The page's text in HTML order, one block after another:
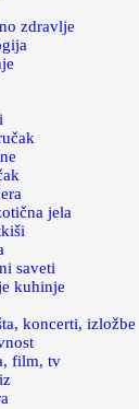
zdravlje
jela
saveti
kuhinje
koncerti, izložbe
film, tv